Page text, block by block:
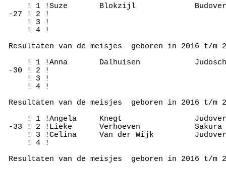
! 1 !Suze       Blokzijl
-27 ! 2 !
     ! 3 !
     ! 4 !
Resultaten van de meisjes  geboren in 2016 t/
! 1 !Anna       Dalhuisen
-30 ! 2 !
     ! 3 !
     ! 4 !
Resultaten van de meisjes  geboren in 2016 t/
! 1 !Angela     Knegt
-33 ! 2 !Lieke      Verhoeven
! 3 !Celina     Van der Wijk
     ! 4 !
Resultaten van de meisjes  geboren in 2016 t/